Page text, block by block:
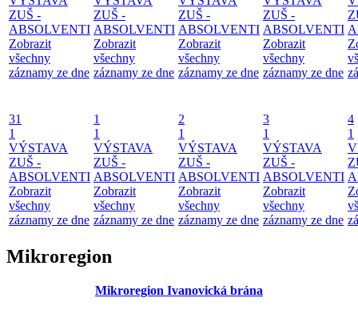
ZUŠ -
ABSOLVENTI
Zobrazit
všechny
záznamy ze dne
ZUŠ -
ABSOLVENTI
Zobrazit
všechny
záznamy ze dne
ZUŠ -
ABSOLVENTI
Zobrazit
všechny
záznamy ze dne
ZUŠ -
ABSOLVENTI
Zobrazit
všechny
záznamy ze dne
31
1
VÝSTAVA
ZUŠ -
ABSOLVENTI
Zobrazit
všechny
záznamy ze dne
1
1
VÝSTAVA
ZUŠ -
ABSOLVENTI
Zobrazit
všechny
záznamy ze dne
2
1
VÝSTAVA
ZUŠ -
ABSOLVENTI
Zobrazit
všechny
záznamy ze dne
3
1
VÝSTAVA
ZUŠ -
ABSOLVENTI
Zobrazit
všechny
záznamy ze dne
4
1
Mikroregion
Mikroregion Ivanovická brána